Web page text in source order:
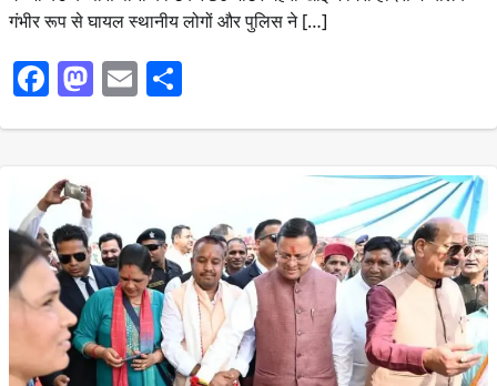
गंभीर रूप से घायल स्थानीय लोगों और पुलिस ने […]
Facebook
Mastodon
Email